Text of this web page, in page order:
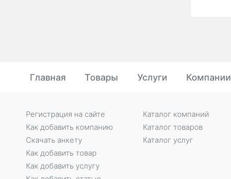
Главная Товары Услуги Компании
Регистрация на сайте
Как добавить компанию
Скачать анкету
Как добавить товар
Как добавить услугу
Каталог компаний
Каталог товаров
Каталог услуг